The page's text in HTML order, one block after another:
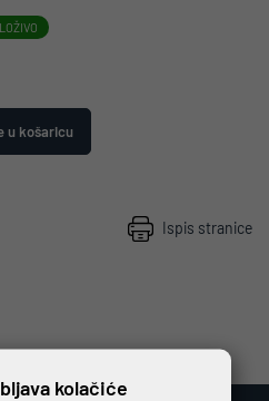
u košaricu
Ispis stranice
kolačiće